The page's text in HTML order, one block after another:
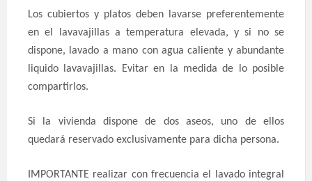
Los cubiertos y platos deben lavarse preferentemente
en el lavavajillas a temperatura elevada, y si no se
dispone, lavado a mano con agua caliente y abundante
liquido lavavajillas. Evitar en la medida de lo posible
compartirlos.
Si la vivienda dispone de dos aseos, uno de ellos
quedará reservado exclusivamente para dicha persona.
IMPORTANTE realizar con frecuencia el lavado integral